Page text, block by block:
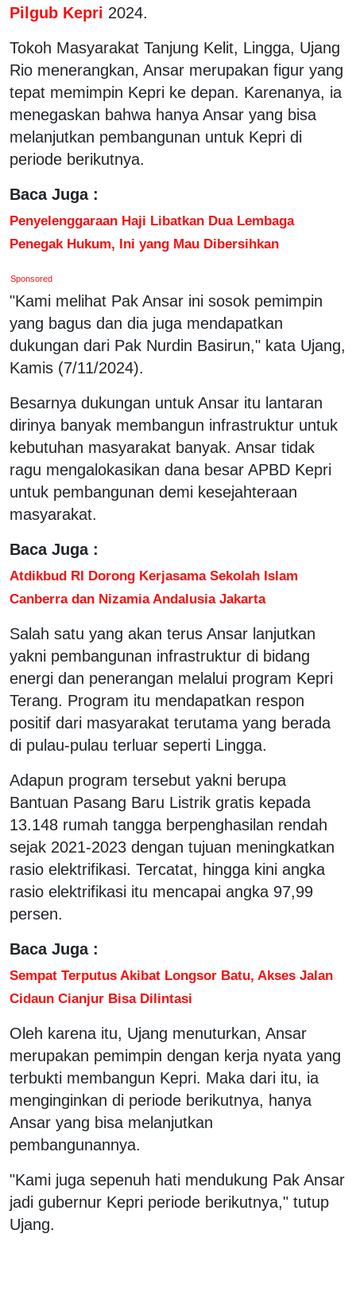
Pilgub Kepri 2024.
Tokoh Masyarakat Tanjung Kelit, Lingga, Ujang
Rio menerangkan, Ansar merupakan figur yang
tepat memimpin Kepri ke depan. Karenanya, ia
menegaskan bahwa hanya Ansar yang bisa
melanjutkan pembangunan untuk Kepri di
periode berikutnya.
Baca Juga :
Penyelenggaraan Haji Libatkan Dua Lembaga
Penegak Hukum, Ini yang Mau Dibersihkan
Sponsored
"Kami melihat Pak Ansar ini sosok pemimpin
yang bagus dan dia juga mendapatkan
dukungan dari Pak Nurdin Basirun," kata Ujang,
Kamis (7/11/2024).
Besarnya dukungan untuk Ansar itu lantaran
dirinya banyak membangun infrastruktur untuk
kebutuhan masyarakat banyak. Ansar tidak
ragu mengalokasikan dana besar APBD Kepri
untuk pembangunan demi kesejahteraan
masyarakat.
Baca Juga :
Atdikbud RI Dorong Kerjasama Sekolah Islam
Canberra dan Nizamia Andalusia Jakarta
Salah satu yang akan terus Ansar lanjutkan
yakni pembangunan infrastruktur di bidang
energi dan penerangan melalui program Kepri
Terang. Program itu mendapatkan respon
positif dari masyarakat terutama yang berada
di pulau-pulau terluar seperti Lingga.
Adapun program tersebut yakni berupa
Bantuan Pasang Baru Listrik gratis kepada
13.148 rumah tangga berpenghasilan rendah
sejak 2021-2023 dengan tujuan meningkatkan
rasio elektrifikasi. Tercatat, hingga kini angka
rasio elektrifikasi itu mencapai angka 97,99
persen.
Baca Juga :
Sempat Terputus Akibat Longsor Batu, Akses Jalan
Cidaun Cianjur Bisa Dilintasi
Oleh karena itu, Ujang menuturkan, Ansar
merupakan pemimpin dengan kerja nyata yang
terbukti membangun Kepri. Maka dari itu, ia
menginginkan di periode berikutnya, hanya
Ansar yang bisa melanjutkan
pembangunannya.
"Kami juga sepenuh hati mendukung Pak Ansar
jadi gubernur Kepri periode berikutnya," tutup
Ujang.